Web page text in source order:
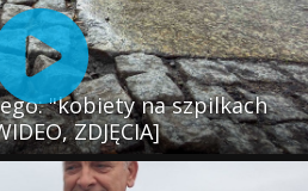
"kobiety na szpilkach
ZDJĘCIA]